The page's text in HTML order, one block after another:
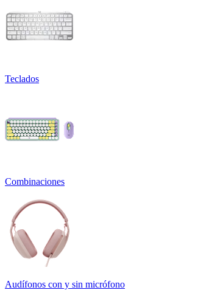
Teclados
Combinaciones
Audífonos con y sin micrófono